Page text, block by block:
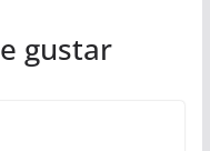
gustar